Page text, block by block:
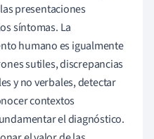
presentaciones
síntomas. La
humano es igualmente
sutiles, discrepancias
y no verbales, detectar
contextos
el diagnóstico.